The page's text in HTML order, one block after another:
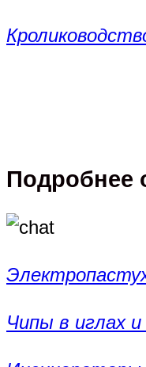
Подробнее
Чипы в иглах